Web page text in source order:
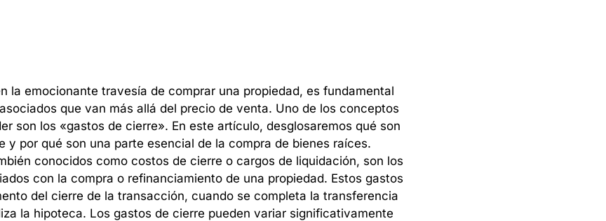
la emocionante travesía de comprar una propiedad, es fundamental
asociados que van más allá del precio de venta. Uno de los conceptos
son los «gastos de cierre». En este artículo, desglosaremos qué son
y por qué son una parte esencial de la compra de bienes raíces.
conocidos como costos de cierre o cargos de liquidación, son los
con la compra o refinanciamiento de una propiedad. Estos gastos
del cierre de la transacción, cuando se completa la transferencia
la hipoteca. Los gastos de cierre pueden variar significativamente